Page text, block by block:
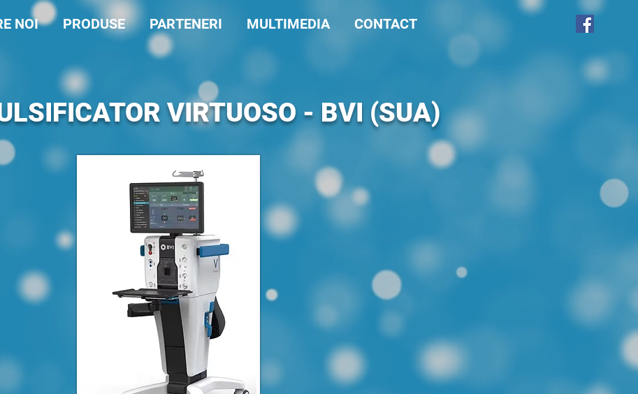
NOI PRODUSE PARTENERI MULTIMEDIA CONTACT
VIRTUOSO - BVI (SUA)